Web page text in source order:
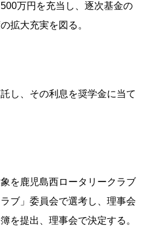
万円を充当し、逐次基金の
拡大充実を図る。
し、その利息を奨学金に当て
を鹿児島西ロータリークラブ
ブ」委員会で選考し、理事会
を提出、理事会で決定する。